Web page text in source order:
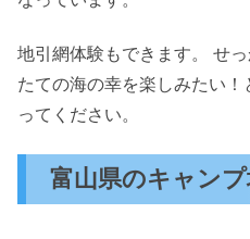
地引網体験もできます。 せ
たての海の幸を楽しみたい
ってください。
富山県のキャン